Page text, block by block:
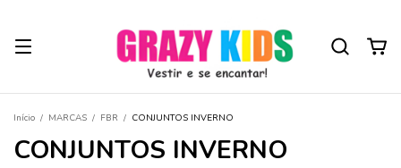
Início / MARCAS / FBR / CONJUNTOS INVERNO
CONJUNTOS INVERNO